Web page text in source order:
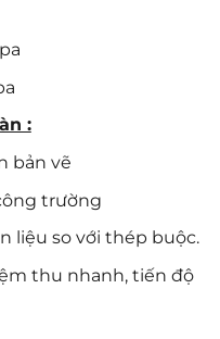
:
bản vẽ
trường
liệu so với thép buộc.
thu nhanh, tiến độ